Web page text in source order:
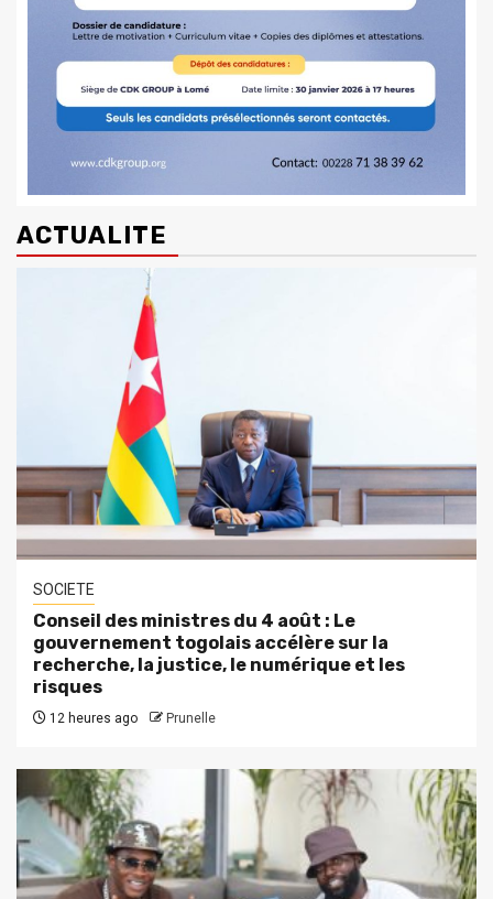
ACTUALITE
SOCIETE
Conseil des ministres du 4 août : Le
gouvernement togolais accélère sur la
recherche, la justice, le numérique et les
risques
12 heures ago Prunelle